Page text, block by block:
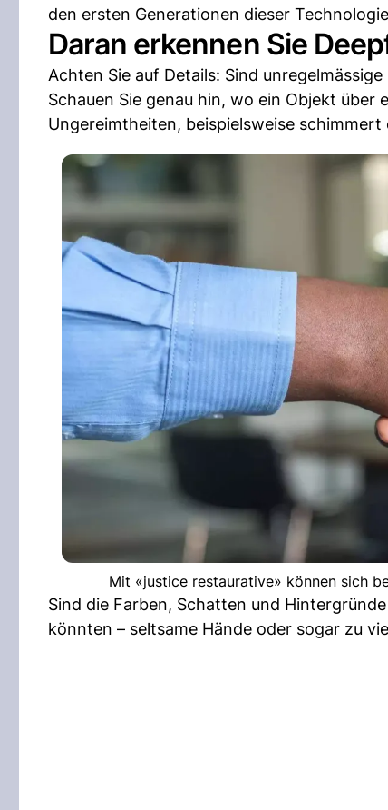
den ersten Generationen dieser
Daran erkennen Sie
Achten Sie auf Details: Sind
Schauen Sie genau hin, wo ein Objekt
Ungereimtheiten, beispielsweise
Mit «justice restaurative» können sich
Sind die Farben, Schatten und
könnten – seltsame Hände oder sogar zu